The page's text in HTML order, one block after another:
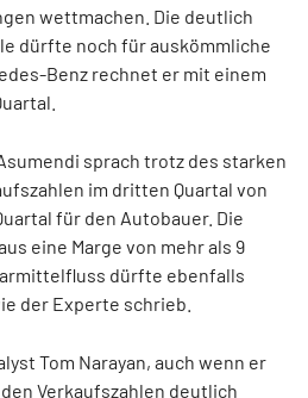
wettmachen. Die deutlich
dürfte noch für auskömmliche
Benz rechnet er mit einem
sprach trotz des starken
im dritten Quartal von
für den Autobauer. Die
eine Marge von mehr als 9
dürfte ebenfalls
der Experte schrieb.
Tom Narayan, auch wenn er
Verkaufszahlen deutlich